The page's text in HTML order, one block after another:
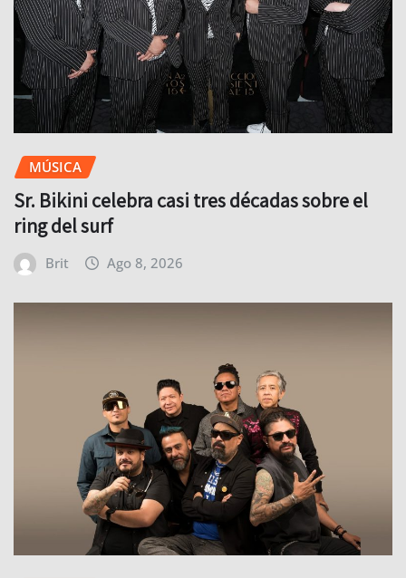
MÚSICA
Sr. Bikini celebra casi tres décadas sobre el
ring del surf
Brit Ago 8, 2026